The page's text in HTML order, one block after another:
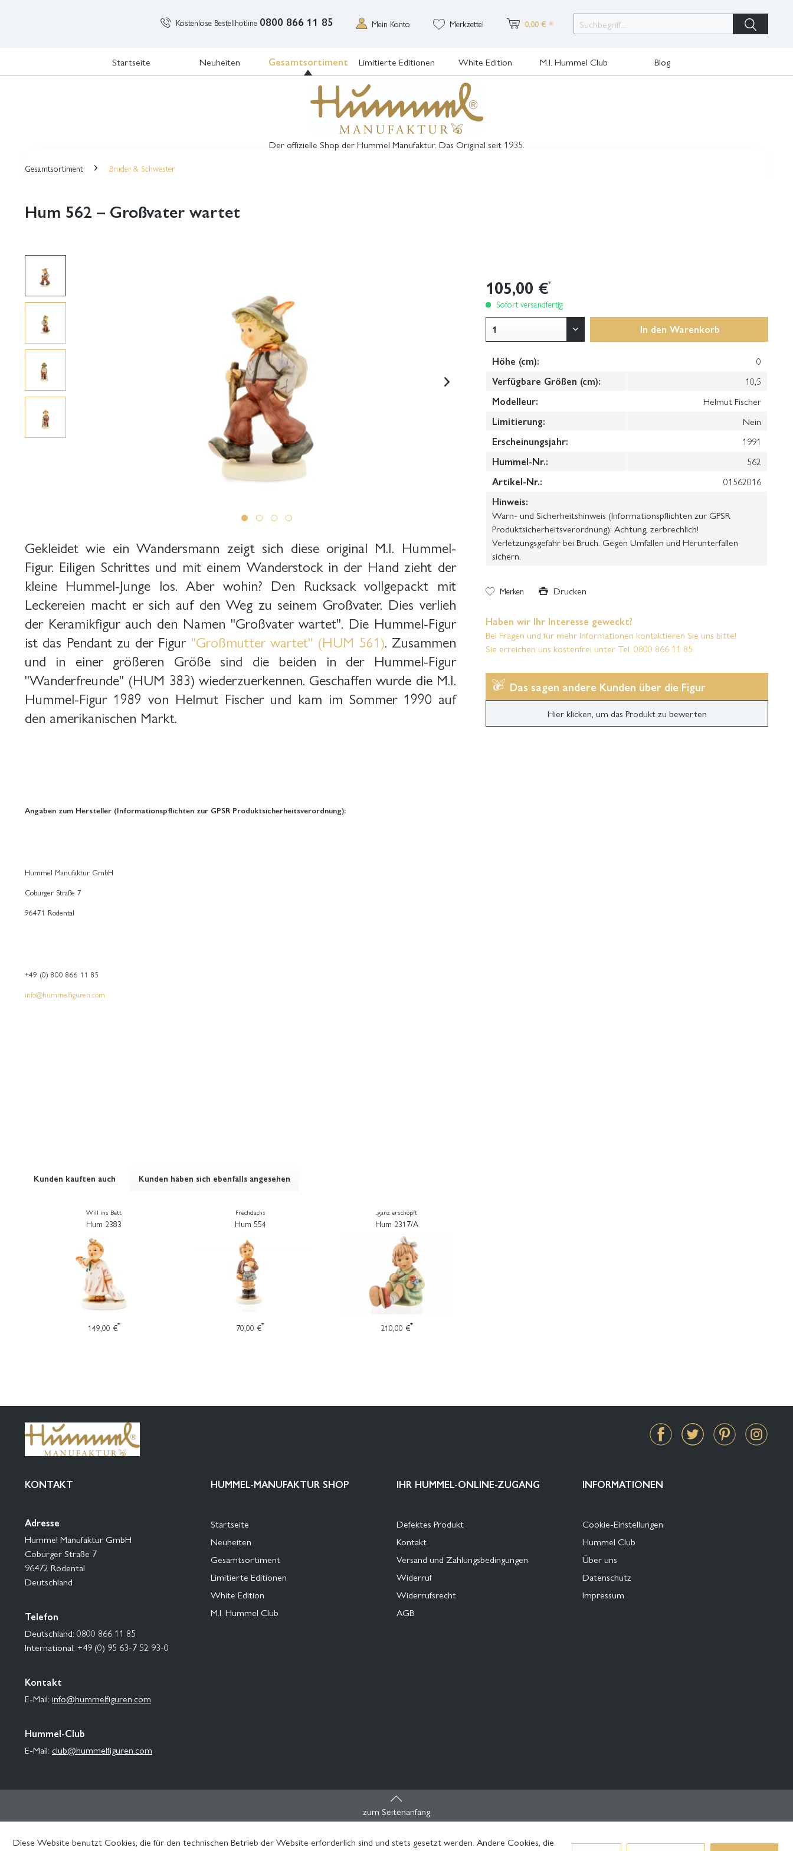
Kostenlose Bestellhotline 0800 866 11 85 Mein Konto Merkzettel 0,00 € *
Startseite Neuheiten Gesamtsortiment Limitierte Editionen White Edition M.I. Hummel Club Blog
Der offizielle Shop der Hummel Manufaktur. Das Original seit 1935.
Gesamtsortiment Bruder & Schwester
Hum 562 – Großvater wartet
Gekleidet wie ein Wandersmann zeigt sich diese original M.I. Hummel-
Figur. Eiligen Schrittes und mit einem Wanderstock in der Hand zieht der
kleine Hummel-Junge los. Aber wohin? Den Rucksack vollgepackt mit
Leckereien macht er sich auf den Weg zu seinem Großvater. Dies verlieh
der Keramikfigur auch den Namen "Großvater wartet". Die Hummel-Figur
ist das Pendant zu der Figur "Großmutter wartet" (HUM 561). Zusammen
und in einer größeren Größe sind die beiden in der Hummel-Figur
"Wanderfreunde" (HUM 383) wiederzuerkennen. Geschaffen wurde die M.I.
Hummel-Figur 1989 von Helmut Fischer und kam im Sommer 1990 auf
den amerikanischen Markt.
Angaben zum Hersteller (Informationspflichten zur GPSR Produktsicherheitsverordnung):
Hummel Manufaktur GmbH
Coburger Straße 7
96471 Rödental
+49 (0) 800 866 11 85
info@hummelfiguren.com
105,00 €*
Sofort versandfertig
In den Warenkorb
Höhe (cm):
0
Verfügbare Größen (cm):
10,5
Modelleur:
Helmut Fischer
Limitierung:
Nein
Erscheinungsjahr:
1991
Hummel-Nr.:
562
Artikel-Nr.:
01562016
Hinweis:
Warn- und Sicherheitshinweis (Informationspflichten zur GPSR
Produktsicherheitsverordnung): Achtung, zerbrechlich!
Verletzungsgefahr bei Bruch. Gegen Umfallen und Herunterfallen
sichern.
Merken Drucken
Haben wir Ihr Interesse geweckt?
Bei Fragen und für mehr Informationen kontaktieren Sie uns bitte!
Sie erreichen uns kostenfrei unter Tel. 0800 866 11 85
Das sagen andere Kunden über die Figur
Hier klicken, um das Produkt zu bewerten
Kunden kauften auch Kunden haben sich ebenfalls angesehen
Will ins Bett
Hum 2383
149,00 €*
Frechdachs
Hum 554
70,00 €*
...ganz erschöpft
Hum 2317/A
210,00 €*
KONTAKT
Adresse
Hummel Manufaktur GmbH
Coburger Straße 7
96472 Rödental
Deutschland
Telefon
Deutschland: 0800 866 11 85
International: +49 (0) 95 63-7 52 93-0
Kontakt
E-Mail: info@hummelfiguren.com
Hummel-Club
E-Mail: club@hummelfiguren.com
HUMMEL-MANUFAKTUR SHOP
Startseite
Neuheiten
Gesamtsortiment
Limitierte Editionen
White Edition
M.I. Hummel Club
IHR HUMMEL-ONLINE-ZUGANG
Defektes Produkt
Kontakt
Versand und Zahlungsbedingungen
Widerruf
Widerrufsrecht
AGB
INFORMATIONEN
Cookie-Einstellungen
Hummel Club
Über uns
Datenschutz
Impressum
zum Seitenanfang
Diese Website benutzt Cookies, die für den technischen Betrieb der Website erforderlich sind und stets gesetzt werden. Andere Cookies, die